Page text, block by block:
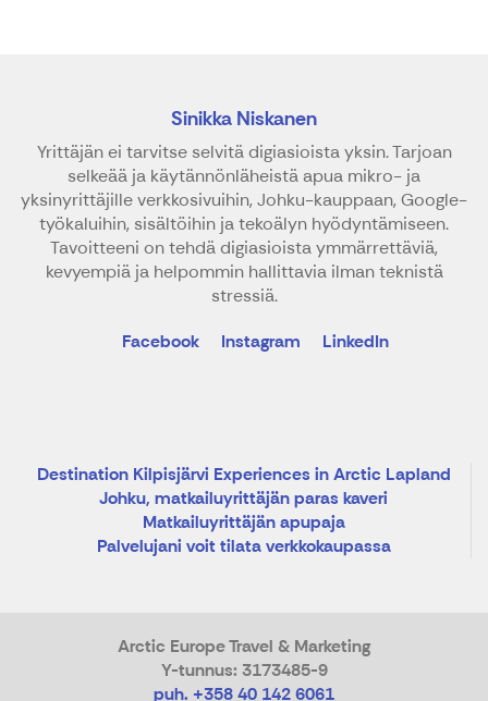
Sinikka Niskanen
Yrittäjän ei tarvitse selvitä digiasioista yksin. Tarjoan
selkeää ja käytännönläheistä apua mikro- ja
yksinyrittäjille verkkosivuihin, Johku-kauppaan, Google-
työkaluihin, sisältöihin ja tekoälyn hyödyntämiseen.
Tavoitteeni on tehdä digiasioista ymmärrettäviä,
kevyempiä ja helpommin hallittavia ilman teknistä
stressiä.
Facebook
Instagram LinkedIn
Destination Kilpisjärvi Experiences in Arctic Lapland
Johku, matkailuyrittäjän paras kaveri
Matkailuyrittäjän apupaja
Palvelujani voit tilata verkkokaupassa
Arctic Europe Travel & Marketing
Y-tunnus: 3173485-9
puh. +358 40 142 6061